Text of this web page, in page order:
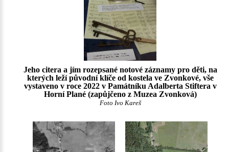
Jeho citera a jím rozepsané notové záznamy pro děti, na
kterých leží původní klíče od kostela ve Zvonkové, vše
vystaveno v roce 2022 v Památníku Adalberta Stiftera v
Horní Plané (zapůjčeno z Muzea Zvonková)
Foto Ivo Kareš